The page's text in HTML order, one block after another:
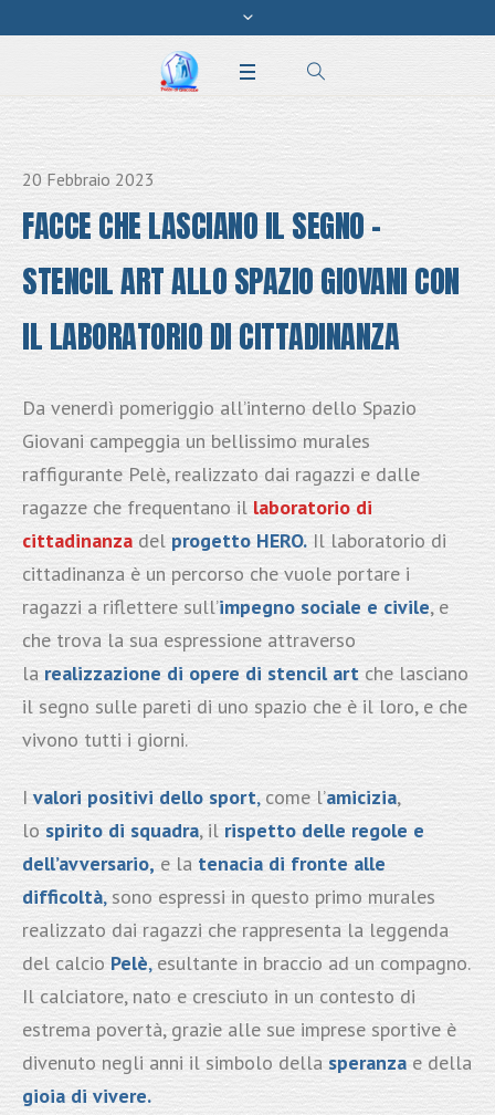
20 Febbraio 2023
FACCE CHE LASCIANO IL SEGNO –
STENCIL ART ALLO SPAZIO GIOVANI CON
IL LABORATORIO DI CITTADINANZA
Da venerdì pomeriggio all’interno dello Spazio
Giovani campeggia un bellissimo murales
raffigurante Pelè, realizzato dai ragazzi e dalle
ragazze che frequentano il laboratorio di
cittadinanzadel progetto HERO.Il laboratorio di
cittadinanza è un percorso che vuole portare i
ragazzi a riflettere sull’impegno sociale e civile, e
che trova la sua espressione attraverso
la realizzazione di opere di stencil art che lasciano
il segno sulle pareti di uno spazio che è il loro, e che
vivono tutti i giorni.
Ivalori positivi dello sport,come l’amicizia,
lospirito di squadra, il rispetto delle regole e
dell’avversario, e la tenacia di fronte alle
difficoltà,sono espressi in questo primo murales
realizzato dai ragazzi che rappresenta la leggenda
del calcio Pelè,esultante in braccio ad un compagno.
Il calciatore, nato e cresciuto in un contesto di
estrema povertà, grazie alle sue imprese sportive è
divenuto negli anni il simbolo della speranzae della
gioia di vivere.